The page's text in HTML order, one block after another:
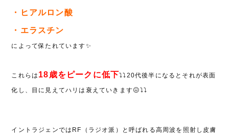
・ヒアルロン酸
・エラスチン
によって保たれています✨
これらは 18歳をピークに低下⤵︎⤵︎20代後半になるとそれが表面
化し、目に見えてハリは衰えていきます😖⤵︎⤵︎
イントラジェンではRF（ラジオ派）と呼ばれる高周波を照射し皮膚